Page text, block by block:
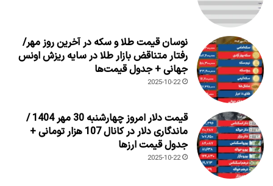
نوسان قیمت طلا و سکه در آخرین روز مهر/
رفتار متناقض بازار طلا در سایه ریزش اونس
جهانی + جدول قیمت‌ها
2025-10-22
قیمت دلار امروز چهارشنبه 30 مهر 1404 /
ماندگاری دلار در کانال 107 هزار تومانی +
جدول قیمت ارزها
2025-10-22